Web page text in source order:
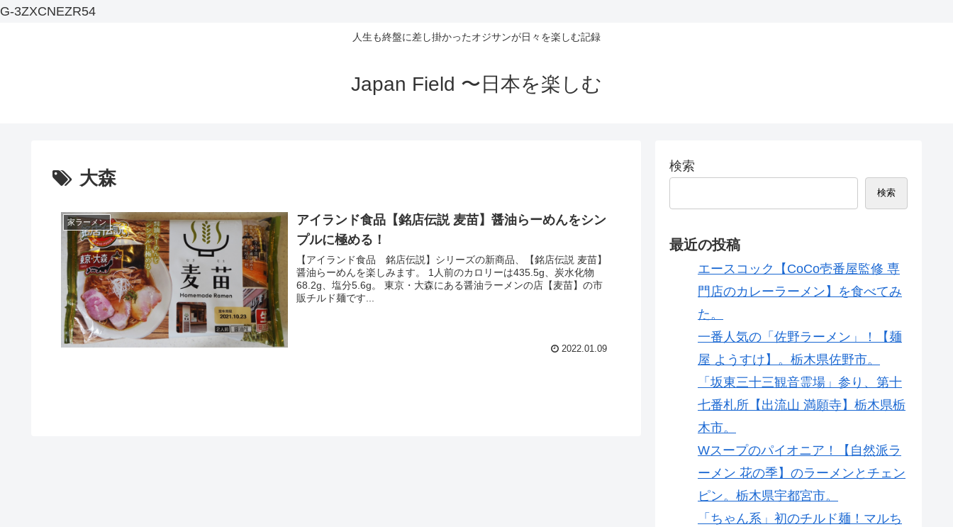
G-3ZXCNEZR54
人生も終盤に差し掛かったオジサンが日々を楽しむ記録
Japan Field 〜日本を楽しむ
大森
家ラーメン
アイランド食品【銘店伝説 麦苗】醤油らーめんをシン
プルに極める！
【アイランド食品 銘店伝説】シリーズの新商品、【銘店伝説 麦苗】
醤油らーめんを楽しみます。 1人前のカロリーは435.5g、炭水化物
68.2g、塩分5.6g。 東京・大森にある醤油ラーメンの店【麦苗】の市
販チルド麺です...
2022.01.09
検索
検索
最近の投稿
エースコック【CoCo壱番屋監修 専
門店のカレーラーメン】を食べてみ
た。
一番人気の「佐野ラーメン」！【麺
屋 ようすけ】。栃木県佐野市。
「坂東三十三観音霊場」参り、第十
七番札所【出流山 満願寺】栃木県栃
木市。
Wスープのパイオニア！【自然派ラ
ーメン 花の季】のラーメンとチェン
ピン。栃木県宇都宮市。
「ちゃん系」初のチルド麺！マルち